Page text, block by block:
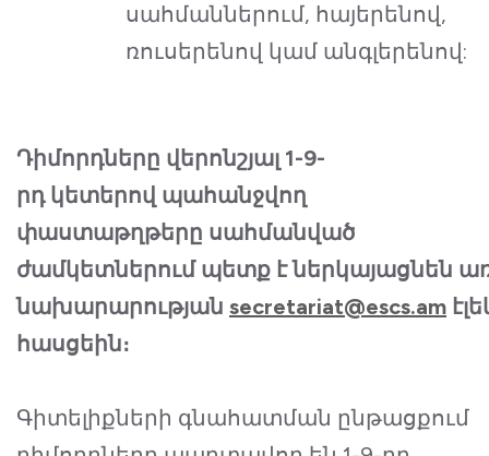
սահմաններում, հայերենով,
ռուսերենով կամ անգլերենով:
Դիմորդները վերոնշյալ 1-9-
րդ կետերով պահանջվող
փաստաթղթերը սահմանված
ժամկետներում պետք է ներկայացնեն
նախարարության secretariat@escs.am
հասցեին։
Գիտելիքների գնահատման ընթացքում